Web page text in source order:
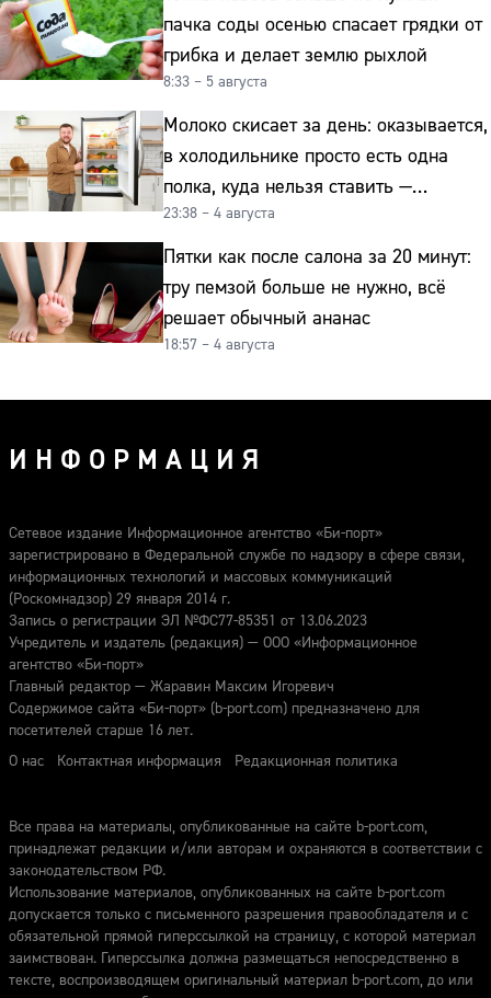
пачка соды осенью спасает грядки от
грибка и делает землю рыхлой
8:33 – 5 августа
Молоко скисает за день: оказывается,
в холодильнике просто есть одна
полка, куда нельзя ставить —
превращает свежие продукты
в бактериальную бомбу
23:38 – 4 августа
Пятки как после салона за 20 минут:
тру пемзой больше не нужно, всё
решает обычный ананас
18:57 – 4 августа
ИНФОРМАЦИЯ
Сетевое издание Информационное агентство «Би-порт»
зарегистрировано в Федеральной службе по надзору в сфере связи,
информационных технологий и массовых коммуникаций
(Роскомнадзор) 29 января 2014 г.
Запись о регистрации ЭЛ №ФС77-85351 от 13.06.2023
Учредитель и издатель (редакция) — ООО «Информационное
агентство «Би-порт»
Главный редактор — Жаравин Максим Игоревич
Содержимое сайта «Би-порт» (b-port.com) предназначено для
посетителей старше 16 лет.
О нас
Контактная информация Редакционная политика
Все права на материалы, опубликованные на сайте b-port.com,
принадлежат редакции и/или авторам и охраняются в соответствии с
законодательством РФ.
Использование материалов, опубликованных на сайте b-port.com
допускается только с письменного разрешения правообладателя и с
обязательной прямой гиперссылкой на страницу, с которой материал
заимствован. Гиперссылка должна размещаться непосредственно в
тексте, воспроизводящем оригинальный материал b-port.com, до или